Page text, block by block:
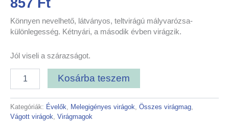
Könnyen nevelhető, látványos, teltvirágú mályvarózsa-
különlegesség. Kétnyári, a második évben virágzik.
Jól viseli a szárazságot.
Kosárba teszem
Kategóriák: Évelők Melegigényes virágok Összes virágmag
Vágott virágok Virágmagok